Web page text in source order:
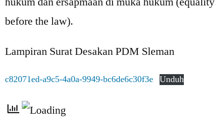
before the law).
Lampiran Surat Desakan PDM Sleman
c82071ed-a9c5-4a0a-9949-bc6de6c30f3e Unduh